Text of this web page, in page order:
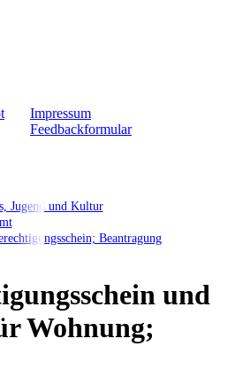
Impressum
Feedbackformular
Jugend und Kultur
Beantragung
und
Wohnung;